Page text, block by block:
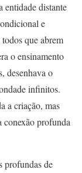
entidade distante
e
que abrem
o ensinamento
desenhava o
infinitos.
a criação, mas
conexão profunda
profundas de